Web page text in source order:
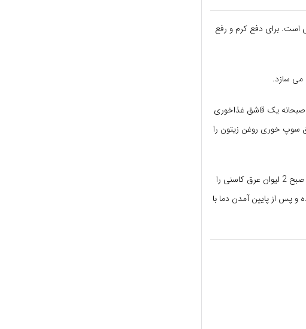
است. برای دفع کرم و رفع
می سازد.
2 الی 4 ماه هر روز صبح قبل از صبحانه یک قاشق غذاخوری
سوپ خوری روغن زیتون را
برای مداوای کبدهای گرم،مبتلایان به عطش، گر گرفتگی و صاحبان سوء مزاج گرم، هر روز صبح 2 لیوان عرق کاسنی را
تمیز اضافه کرده و پس از پایین آمدن دما با